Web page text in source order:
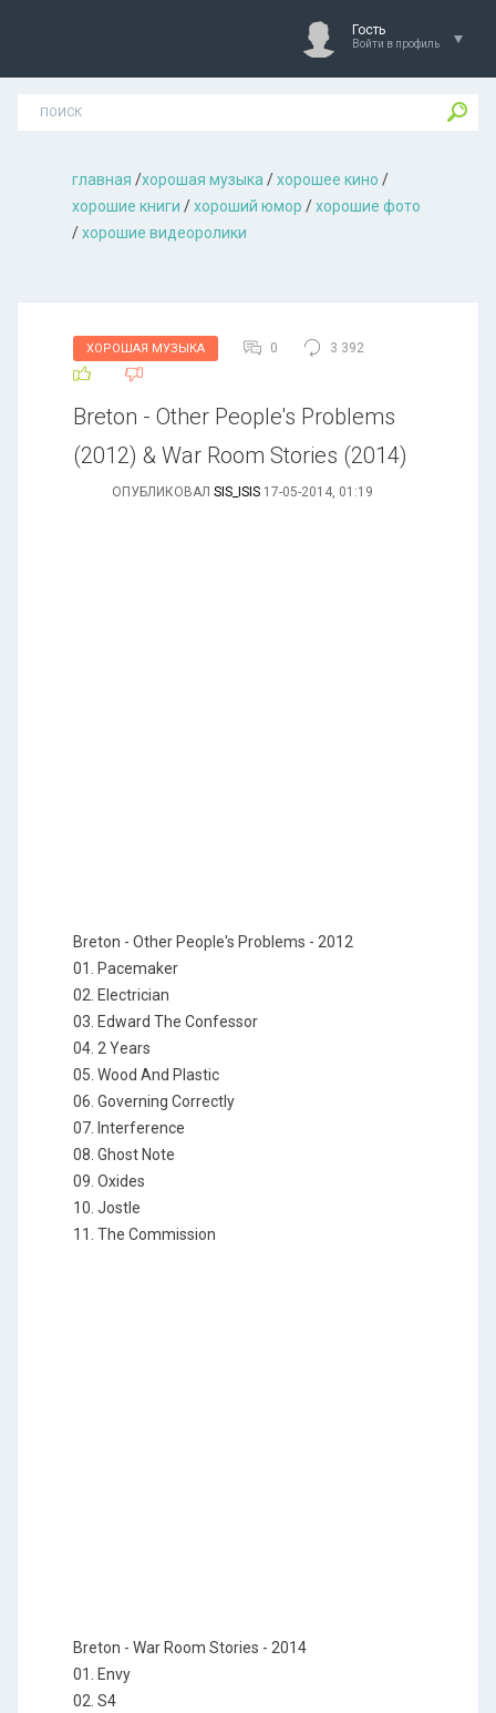
Гость
Войти в профиль
главная /хорошая музыкa /хорошее кино /
хорошие книги /хороший юмор /хорошие фото
/хорошие видеоролики
ХОРОШАЯ МУЗЫКА 0 3 392
Breton - Other People's Problems
(2012) & War Room Stories (2014)
ОПУБЛИКОВАЛ SIS_ISIS 17-05-2014, 01:19
Breton - Other People's Problems - 2012
01. Pacemaker
02. Electrician
03. Edward The Confessor
04. 2 Years
05. Wood And Plastic
06. Governing Correctly
07. Interference
08. Ghost Note
09. Oxides
10. Jostle
11. The Commission
Breton - War Room Stories - 2014
01. Envy
02. S4